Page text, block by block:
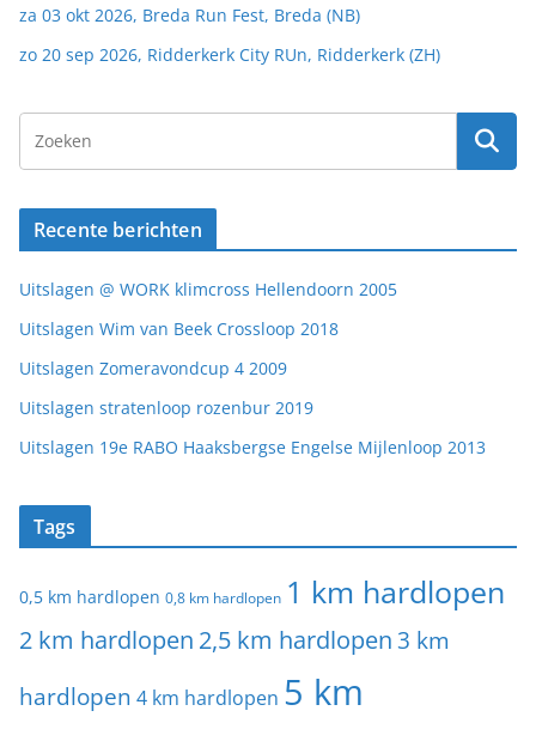
za 03 okt 2026, Breda Run Fest, Breda (NB)
zo 20 sep 2026, Ridderkerk City RUn, Ridderkerk (ZH)
Recente berichten
Uitslagen @ WORK klimcross Hellendoorn 2005
Uitslagen Wim van Beek Crossloop 2018
Uitslagen Zomeravondcup 4 2009
Uitslagen stratenloop rozenbur 2019
Uitslagen 19e RABO Haaksbergse Engelse Mijlenloop 2013
Tags
0,5 km hardlopen 0,8 km hardlopen 1 km hardlopen
2 km hardlopen 2,5 km hardlopen 3 km
hardlopen 4 km hardlopen 5 km